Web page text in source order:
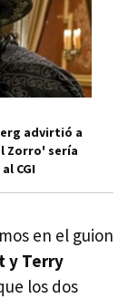
advirtió a
Zorro' sería
CGI
en el guion
y Terry
los dos